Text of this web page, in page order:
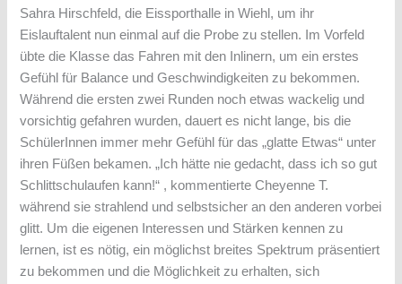
Sahra Hirschfeld, die Eissporthalle in Wiehl, um ihr
Eislauftalent nun einmal auf die Probe zu stellen. Im Vorfeld
übte die Klasse das Fahren mit den Inlinern, um ein erstes
Gefühl für Balance und Geschwindigkeiten zu bekommen.
Während die ersten zwei Runden noch etwas wackelig und
vorsichtig gefahren wurden, dauert es nicht lange, bis die
SchülerInnen immer mehr Gefühl für das „glatte Etwas“ unter
ihren Füßen bekamen. „Ich hätte nie gedacht, dass ich so gut
Schlittschulaufen kann!“ , kommentierte Cheyenne T.
während sie strahlend und selbstsicher an den anderen vorbei
glitt. Um die eigenen Interessen und Stärken kennen zu
lernen, ist es nötig, ein möglichst breites Spektrum präsentiert
zu bekommen und die Möglichkeit zu erhalten, sich